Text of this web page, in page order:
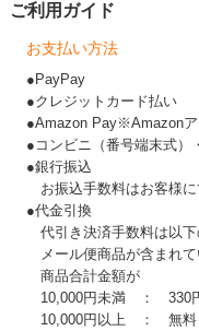
ご利用ガイド
お支払い方法
●PayPay
●クレジットカード払い
●Amazon Pay※Amazonア
●コンビニ（番号端末式）
●銀行振込
お振込手数料はお客様に
●代金引換
代引き決済手数料は以
メール便商品が含まれ
商品合計金額が
10,000円未満 ： 330
10,000円以上 ： 無料